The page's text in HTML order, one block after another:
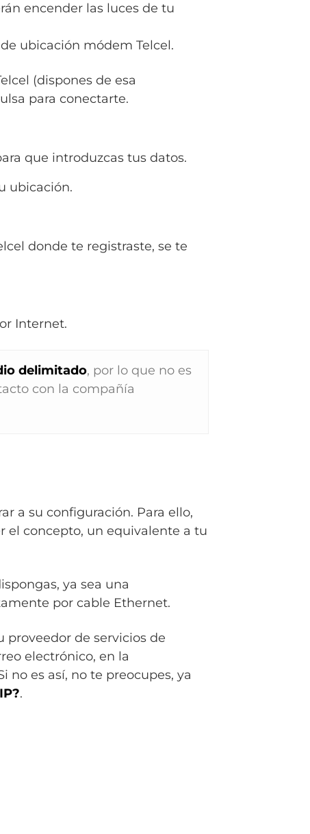
encender las luces de tu
ubicación módem Telcel.
(dispones de esa
para conectarte.
que introduzcas tus datos.
ubicación.
donde te registraste, se te
Internet.
delimitado, por lo que no es
con la compañía
a su configuración. Para ello,
el concepto, un equivalente a tu
ya sea una
por cable Ethernet.
proveedor de servicios de
electrónico, en la
es así, no te preocupes, ya
.